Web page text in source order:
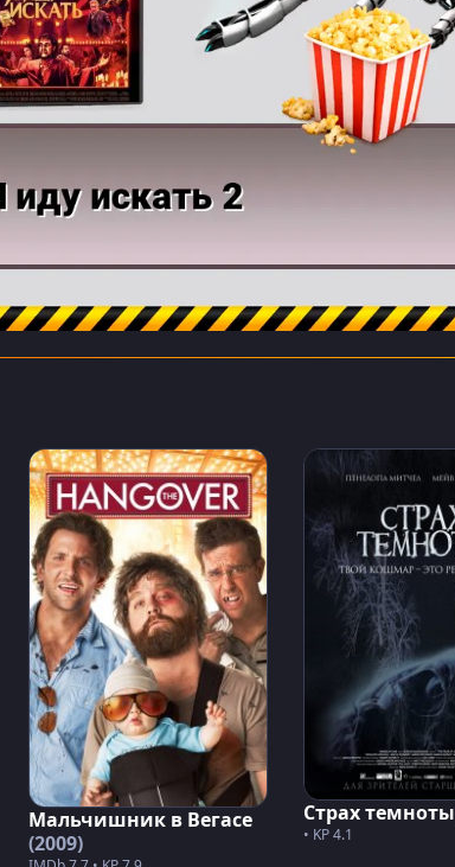
Мальчишник в Вегасе
(2009)
Страх темноты
• KP 4.1